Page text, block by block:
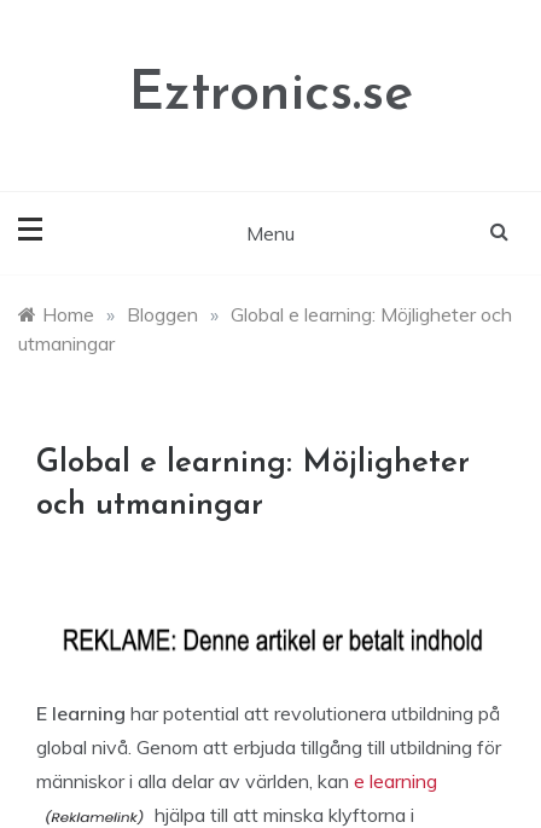
Eztronics.se
Menu
Home » Bloggen » Global e learning: Möjligheter och
utmaningar
Global e learning: Möjligheter
och utmaningar
E learning har potential att revolutionera utbildning på
global nivå. Genom att erbjuda tillgång till utbildning för
människor i alla delar av världen, kan e learning
hjälpa till att minska klyftorna i